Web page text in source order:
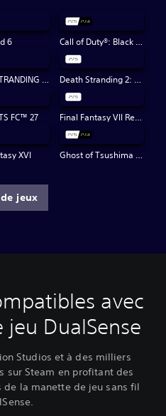
6 Call of Duty®: Black Ops 7
DEATH STRANDING DIRECTOR'S CUT Death Stranding 2: On the Beach
FC™ 27 Final Fantasy VII Rebirth
XVI Ghost of Tsushima Director's Cut
jeux
avec
DualSense
Studios et à des milliers
sur Steam en profitant des
la manette de jeu sans fil